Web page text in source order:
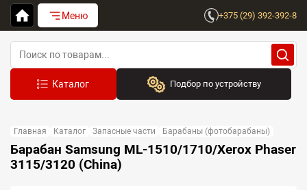
Меню +375 (29) 392-392-8
Подбор по устройству
Выберите бренд
Устройство:
Главная Каталог Запасные части Барабаны (фотобарабаны)
Барабан Samsung ML-1510/1710/Xerox Phaser
3115/3120 (China)